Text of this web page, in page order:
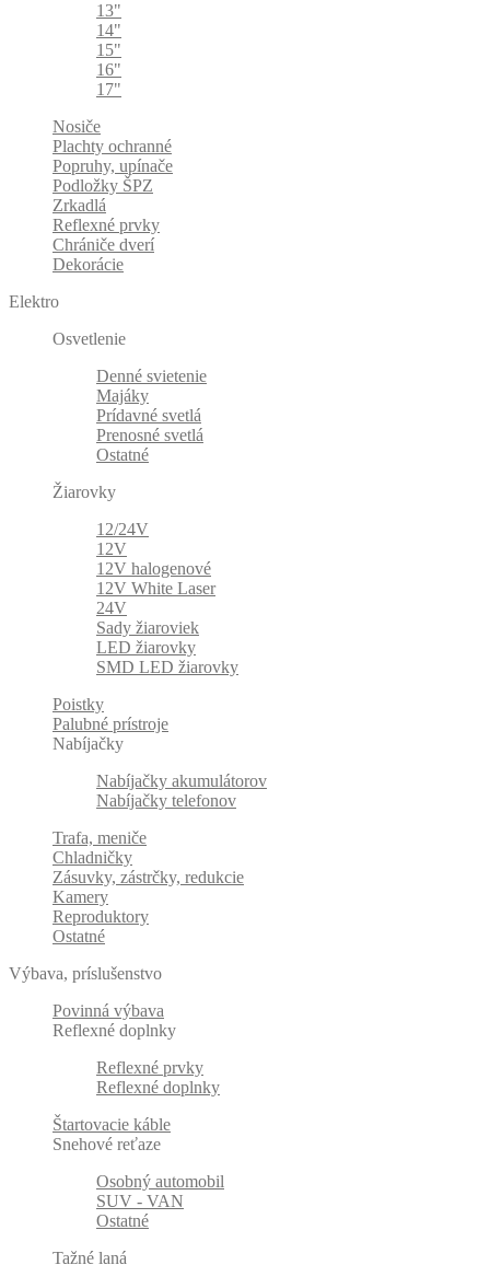
13"
14"
15"
16"
17"
Nosiče
Plachty ochranné
Popruhy, upínače
Podložky ŠPZ
Zrkadlá
Reflexné prvky
Chrániče dverí
Dekorácie
Elektro
Osvetlenie
Denné svietenie
Majáky
Prídavné svetlá
Prenosné svetlá
Ostatné
Žiarovky
12/24V
12V
12V halogenové
12V White Laser
24V
Sady žiaroviek
LED žiarovky
SMD LED žiarovky
Poistky
Palubné prístroje
Nabíjačky
Nabíjačky akumulátorov
Nabíjačky telefonov
Trafa, meniče
Chladničky
Zásuvky, zástrčky, redukcie
Kamery
Reproduktory
Ostatné
Výbava, príslušenstvo
Povinná výbava
Reflexné doplnky
Reflexné prvky
Reflexné doplnky
Štartovacie káble
Snehové reťaze
Osobný automobil
SUV - VAN
Ostatné
Tažné laná